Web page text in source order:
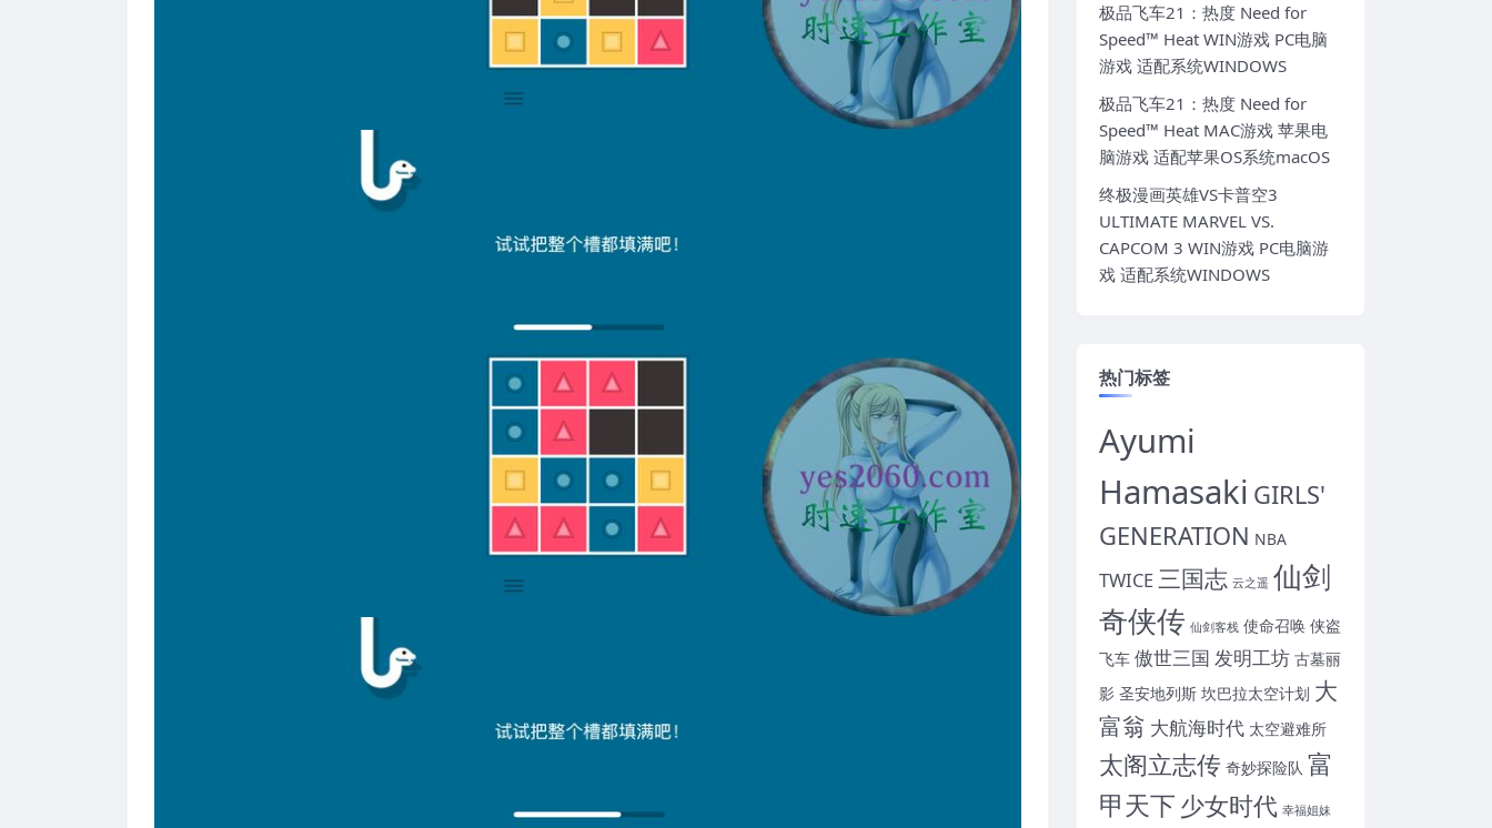
极品飞车21：热度 Need for
Speed™ Heat WIN游戏 PC电脑
游戏 适配系统WINDOWS
极品飞车21：热度 Need for
Speed™ Heat MAC游戏 苹果电
脑游戏 适配苹果OS系统macOS
终极漫画英雄VS卡普空3
ULTIMATE MARVEL VS.
CAPCOM 3 WIN游戏 PC电脑游
戏 适配系统WINDOWS
热门标签
Ayumi
Hamasaki GIRLS'
GENERATION NBA
TWICE三国志 云之遥 仙剑
奇侠传 仙剑客栈 使命召唤 侠盗
飞车 傲世三国 发明工坊 古墓丽
影 圣安地列斯 坎巴拉太空计划 大
富翁 大航海时代 太空避难所
太阁立志传 奇妙探险队 富
甲天下 少女时代 幸福姐妹